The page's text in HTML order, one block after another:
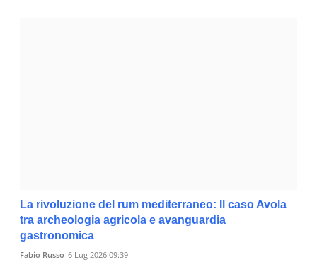
La rivoluzione del rum mediterraneo: Il caso Avola
tra archeologia agricola e avanguardia
gastronomica
Fabio Russo 6 Lug 2026 09:39